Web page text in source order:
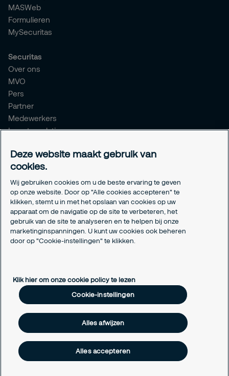
MASWeb
Formulieren
MySecuritas
Securitas
Over ons
MVO
Pers
Partner
Medewerkers
Investor relations
Certificeringen
Aanmeldformulieren installatiepartners
Juridisch
Privacyverklaring
Algemene voorwaarden
Responsible disclosure
Cookie-instellingen
Copyright © 2026 Securitas Nederland
Deze website maakt gebruik van
cookies.
Wij gebruiken cookies om u de beste ervaring te geven
op onze website. Door op "Alle cookies accepteren" te
klikken, stemt u in met het opslaan van cookies op uw
apparaat om de navigatie op de site te verbeteren, het
gebruik van de site te analyseren en te helpen bij onze
marketinginspanningen. U kunt uw cookies ook beheren
door op "Cookie-instellingen" te klikken.
Klik hier om onze cookie policy te lezen
Cookie-instellingen
Alles afwijzen
Alles accepteren